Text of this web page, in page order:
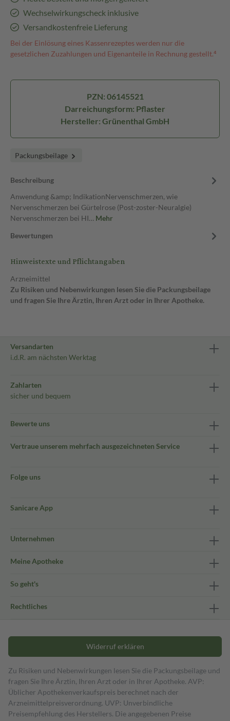
Wechselwirkungscheck inklusive
Versandkostenfreie Lieferung
Bei der Einlösung eines Kassenrezeptes werden nur die
gesetzlichen Zuzahlungen und Eigenanteile in Rechnung gestellt.⁴
PZN: 06145521
Darreichungsform: Pflaster
Hersteller: Grünenthal GmbH
Packungsbeilage
Beschreibung
Anwendung &amp; IndikationNervenschmerzen, wie
Nervenschmerzen bei Gürtelrose (Post-zoster-Neuralgie)
Nervenschmerzen bei HI… Mehr
Bewertungen
Hinweistexte und Pflichtangaben
Arzneimittel
Zu Risiken und Nebenwirkungen lesen Sie die Packungsbeilage
und fragen Sie Ihre Ärztin, Ihren Arzt oder in Ihrer Apotheke.
Versandarten
i.d.R. am nächsten Werktag
Zahlarten
sicher und bequem
Bewerte uns
Vertraue unserem mehrfach ausgezeichneten Service
Folge uns
Sanicare App
Unternehmen
Meine Apotheke
So geht's
Rechtliches
Widerruf erklären
Zu Risiken und Nebenwirkungen lesen Sie die Packungsbeilage und
fragen Sie Ihre Ärztin, Ihren Arzt oder in Ihrer Apotheke. AVP:
Üblicher Apothekenverkaufspreis berechnet nach der
Arzneimittelpreisverordnung. UVP: Unverbindliche
Preisempfehlung des Herstellers. Die angegebenen Preise